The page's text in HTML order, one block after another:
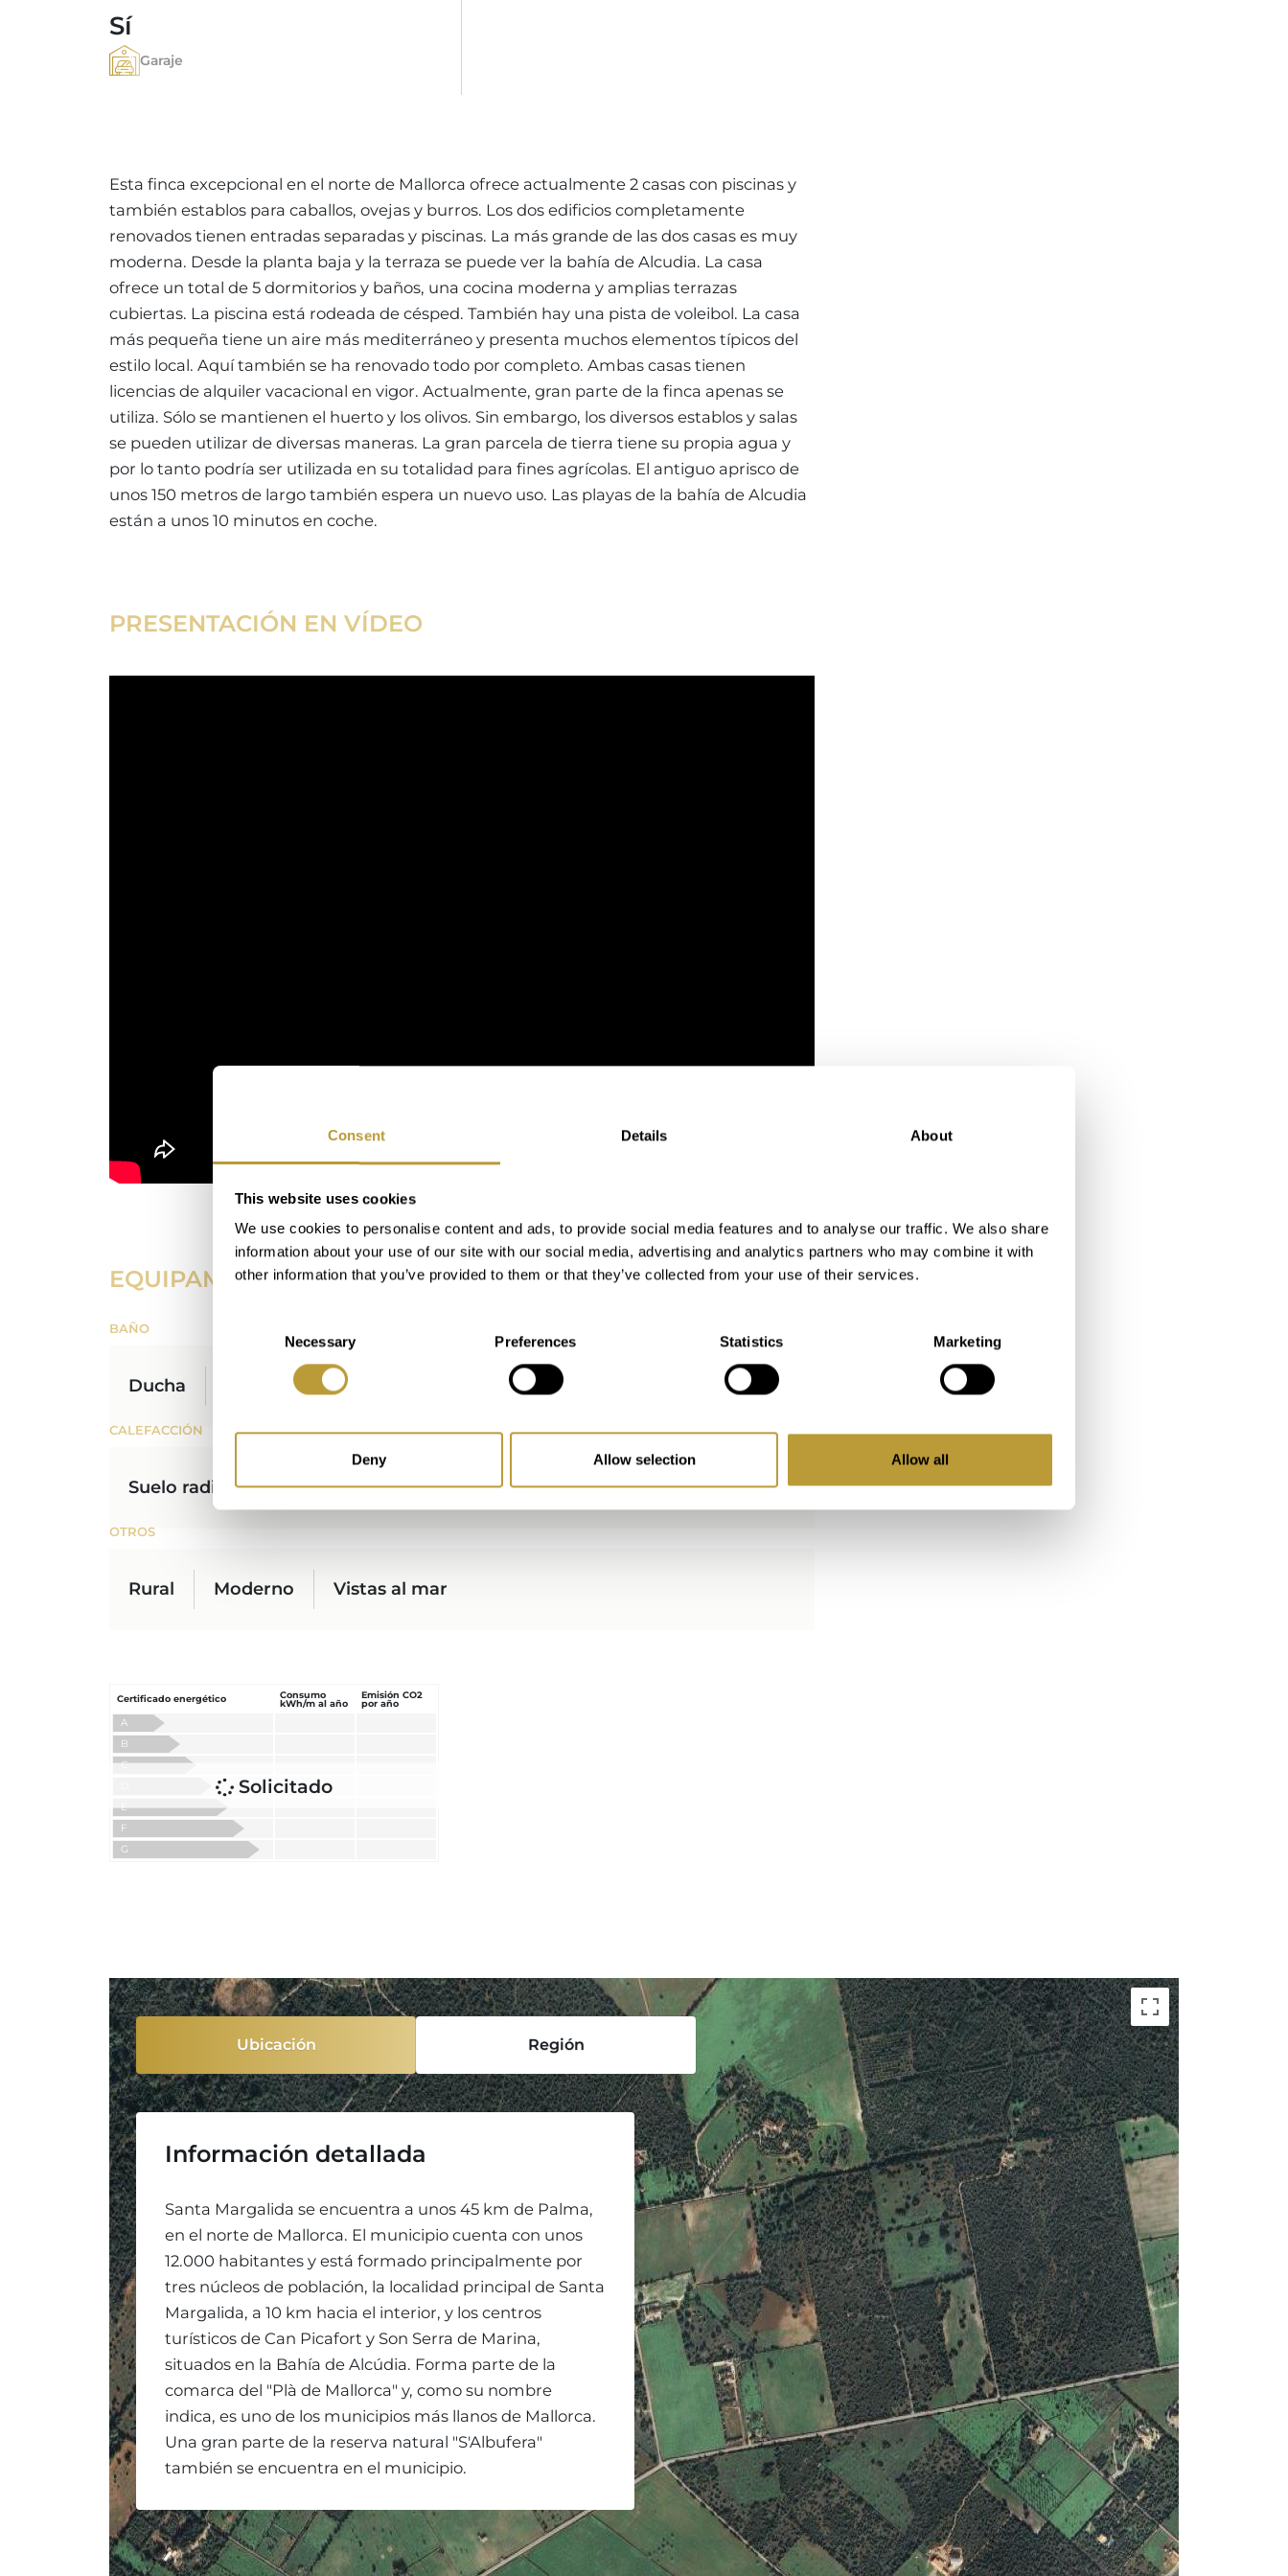
Consent Details About
This website uses cookies
We use cookies to personalise content and ads, to provide social media features and to analyse our traffic. We also share
information about your use of our site with our social media, advertising and analytics partners who may combine it with
other information that you’ve provided to them or that they’ve collected from your use of their services.
Necessary Preferences Statistics Marketing
Deny Allow selection Allow all
Sí
Garaje
Esta finca excepcional en el norte de Mallorca ofrece actualmente 2 casas con piscinas y
también establos para caballos, ovejas y burros. Los dos edificios completamente
renovados tienen entradas separadas y piscinas. La más grande de las dos casas es muy
moderna. Desde la planta baja y la terraza se puede ver la bahía de Alcudia. La casa
ofrece un total de 5 dormitorios y baños, una cocina moderna y amplias terrazas
cubiertas. La piscina está rodeada de césped. También hay una pista de voleibol. La casa
más pequeña tiene un aire más mediterráneo y presenta muchos elementos típicos del
estilo local. Aquí también se ha renovado todo por completo. Ambas casas tienen
licencias de alquiler vacacional en vigor. Actualmente, gran parte de la finca apenas se
utiliza. Sólo se mantienen el huerto y los olivos. Sin embargo, los diversos establos y salas
se pueden utilizar de diversas maneras. La gran parcela de tierra tiene su propia agua y
por lo tanto podría ser utilizada en su totalidad para fines agrícolas. El antiguo aprisco de
unos 150 metros de largo también espera un nuevo uso. Las playas de la bahía de Alcudia
están a unos 10 minutos en coche.
PRESENTACIÓN EN VÍDEO
EQUIPAMIENTO
BAÑO
Ducha Ventana Azulejos
CALEFACCIÓN
Suelo radiante
ORIENTACIÓN
Oeste
OTROS
Rural Moderno Vistas al mar
Solicitado
Certificado energético
Consumo
kWh/m al año
Emisión CO2
por año
A
B
C
E
F
G
Ubicación Región
Información detallada
Santa Margalida se encuentra a unos 45 km de Palma,
en el norte de Mallorca. El municipio cuenta con unos
12.000 habitantes y está formado principalmente por
tres núcleos de población, la localidad principal de Santa
Margalida, a 10 km hacia el interior, y los centros
turísticos de Can Picafort y Son Serra de Marina,
situados en la Bahía de Alcúdia. Forma parte de la
comarca del "Plà de Mallorca" y, como su nombre
indica, es uno de los municipios más llanos de Mallorca.
Una gran parte de la reserva natural "S'Albufera"
también se encuentra en el municipio.